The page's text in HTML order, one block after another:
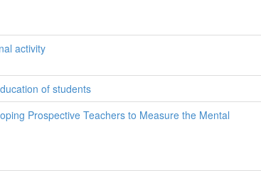
activity
of students
Prospective Teachers to Measure the Mental